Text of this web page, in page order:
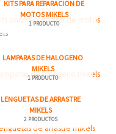
KITS PARA REPARACION DE
MOTOS MIKELS
1 PRODUCTO
LAMPARAS DE HALOGENO
MIKELS
1 PRODUCTO
LENGUETAS DE ARRASTRE
MIKELS
2 PRODUCTOS